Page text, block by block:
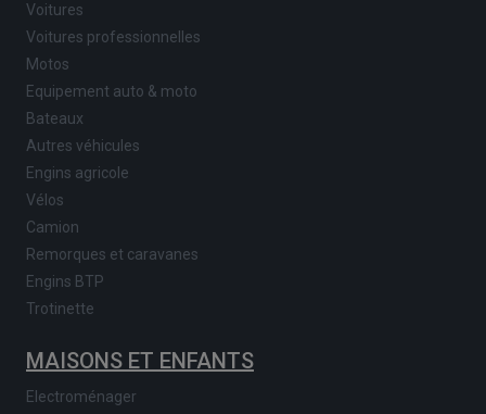
Voitures
Voitures professionnelles
Motos
Equipement auto & moto
Bateaux
Autres véhicules
Engins agricole
Vélos
Camion
Remorques et caravanes
Engins BTP
Trotinette
MAISONS ET ENFANTS
Electroménager